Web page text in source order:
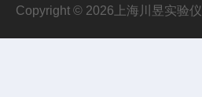
Copyright © 2026上海川昱实验